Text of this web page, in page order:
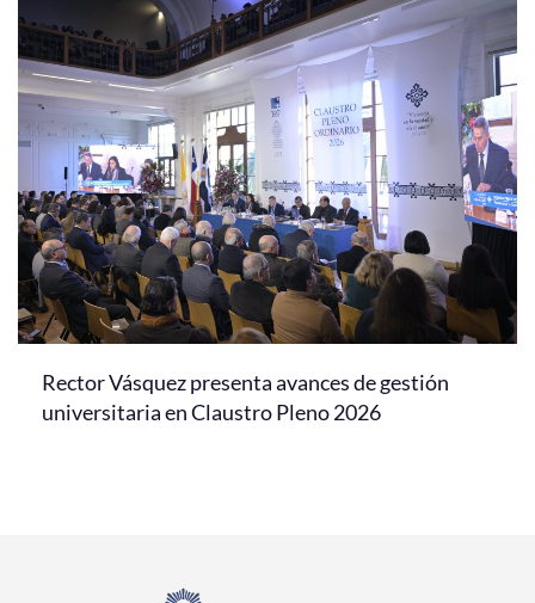
Rector Vásquez presenta avances de gestión
universitaria en Claustro Pleno 2026